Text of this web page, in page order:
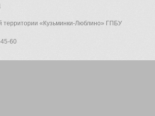
территории «Кузьминки-Люблино» ГПБУ
60